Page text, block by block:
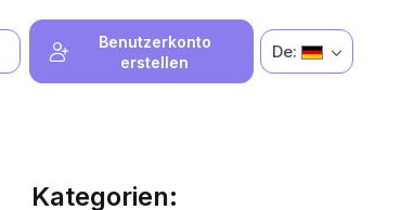
Benutzerkonto
erstellen
De:
Kategorien: